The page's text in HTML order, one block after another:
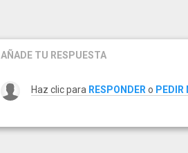
AÑADE TU RESPUESTA
Haz clic para RESPONDER o PEDIR